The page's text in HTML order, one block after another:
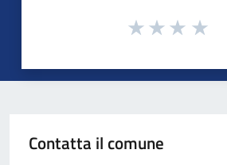
Contatta il comune